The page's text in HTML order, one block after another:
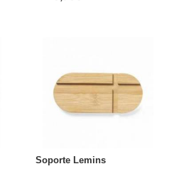
Soporte Lemins